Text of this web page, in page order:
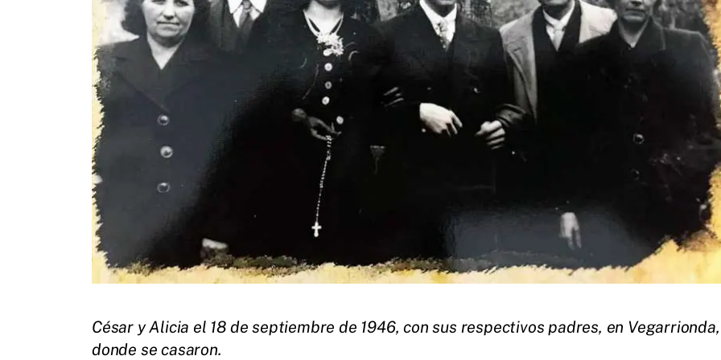
César y Alicia el 18 de septiembre de 1946, con sus respectivos padres, en Vegarrionda,
donde se casaron.